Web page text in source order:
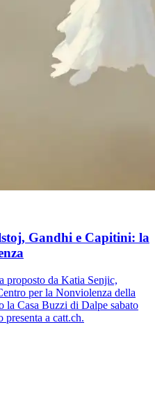
Gandhi e Capitini: la
proposto da Katia Senjic,
per la Nonviolenza della
la Casa Buzzi di Dalpe sabato
a catt.ch.